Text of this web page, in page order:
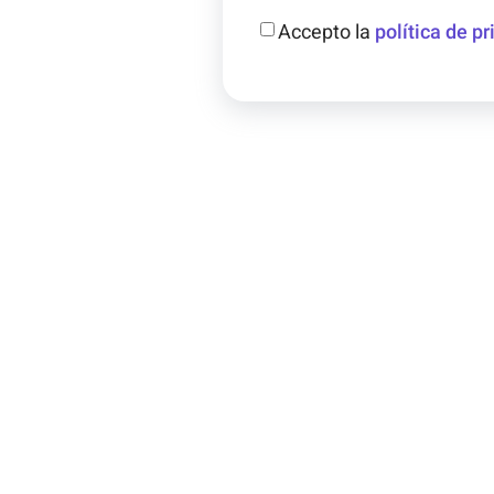
Accepto la política de